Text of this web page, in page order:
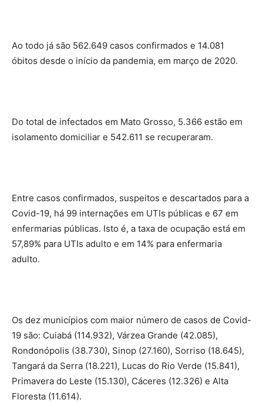
Ao todo já são 562.649 casos confirmados e 14.081
óbitos desde o início da pandemia, em março de 2020.
Do total de infectados em Mato Grosso, 5.366 estão em
isolamento domiciliar e 542.611 se recuperaram.
Entre casos confirmados, suspeitos e descartados para a
Covid-19, há 99 internações em UTIs públicas e 67 em
enfermarias públicas. Isto é, a taxa de ocupação está em
57,89% para UTIs adulto e em 14% para enfermaria
adulto.
Os dez municípios com maior número de casos de Covid-
19 são: Cuiabá (114.932), Várzea Grande (42.085),
Rondonópolis (38.730), Sinop (27.160), Sorriso (18.645),
Tangará da Serra (18.221), Lucas do Rio Verde (15.841),
Primavera do Leste (15.130), Cáceres (12.326) e Alta
Floresta (11.614).